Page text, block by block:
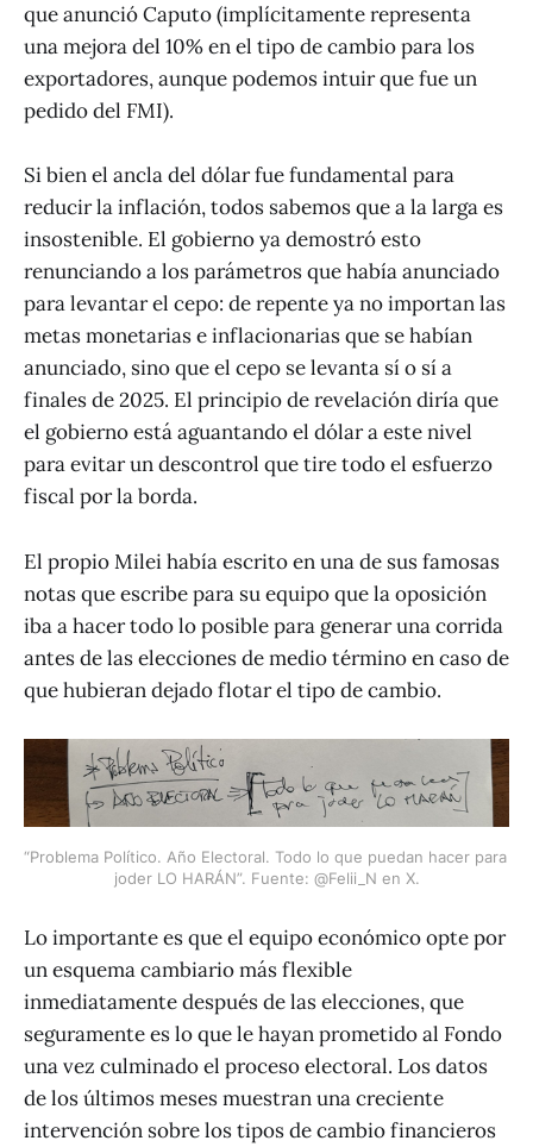
que anunció Caputo (implícitamente representa
una mejora del 10% en el tipo de cambio para los
exportadores, aunque podemos intuir que fue un
pedido del FMI).
Si bien el ancla del dólar fue fundamental para
reducir la inflación, todos sabemos que a la larga es
insostenible. El gobierno ya demostró esto
renunciando a los parámetros que había anunciado
para levantar el cepo: de repente ya no importan las
metas monetarias e inflacionarias que se habían
anunciado, sino que el cepo se levanta sí o sí a
finales de 2025. El principio de revelación diría que
el gobierno está aguantando el dólar a este nivel
para evitar un descontrol que tire todo el esfuerzo
fiscal por la borda.
El propio Milei había escrito en una de sus famosas
notas que escribe para su equipo que la oposición
iba a hacer todo lo posible para generar una corrida
antes de las elecciones de medio término en caso de
que hubieran dejado flotar el tipo de cambio.
“Problema Político. Año Electoral. Todo lo que puedan hacer para
joder LO HARÁN”. Fuente: @Felii_N en X.
Lo importante es que el equipo económico opte por
un esquema cambiario más flexible
inmediatamente después de las elecciones, que
seguramente es lo que le hayan prometido al Fondo
una vez culminado el proceso electoral. Los datos
de los últimos meses muestran una creciente
intervención sobre los tipos de cambio financieros